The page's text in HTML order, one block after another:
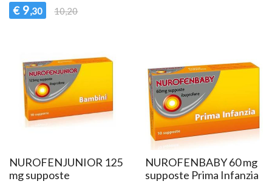
€ 9,30 10,20
NUROFENJUNIOR 125
mg supposte
NUROFENBABY 60 mg
supposte Prima Infanzia